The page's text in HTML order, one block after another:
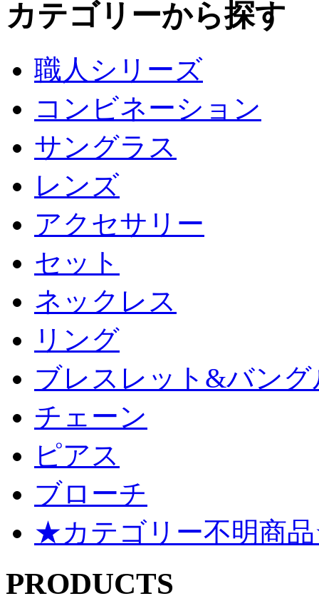
カテゴリーから探す
職人シリーズ
コンビネーション
サングラス
レンズ
アクセサリー
セット
ネックレス
リング
ブレスレット&バング
チェーン
ピアス
ブローチ
★カテゴリー不明商
PRODUCTS